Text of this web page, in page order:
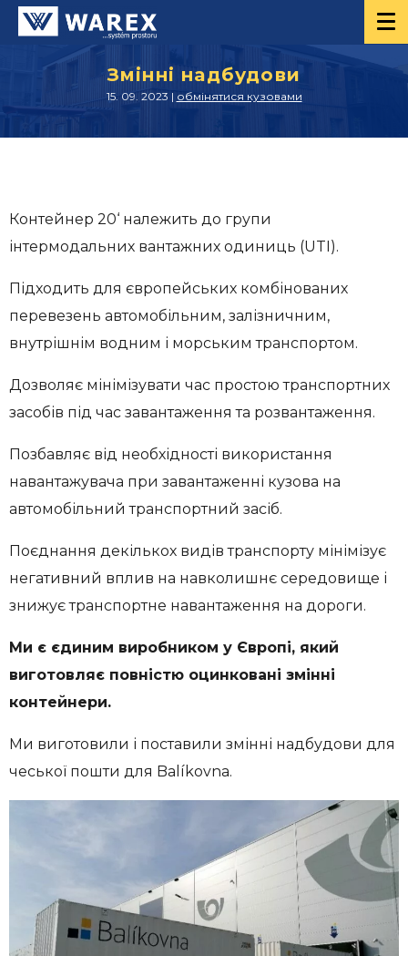
Змінні надбудови
15. 09. 2023 | обмінятися кузовами
Контейнер 20‘ належить до групи
інтермодальних вантажних одиниць (UTI).
Підходить для європейських комбінованих
перевезень автомобільним, залізничним,
внутрішнім водним і морським транспортом.
Дозволяє мінімізувати час простою транспортних
засобів під час завантаження та розвантаження.
Позбавляє від необхідності використання
навантажувача при завантаженні кузова на
автомобільний транспортний засіб.
Поєднання декількох видів транспорту мінімізує
негативний вплив на навколишнє середовище і
знижує транспортне навантаження на дороги.
Ми є єдиним виробником у Європі, який
виготовляє повністю оцинковані змінні
контейнери.
Ми виготовили і поставили змінні надбудови для
чеської пошти для Balíkovna.